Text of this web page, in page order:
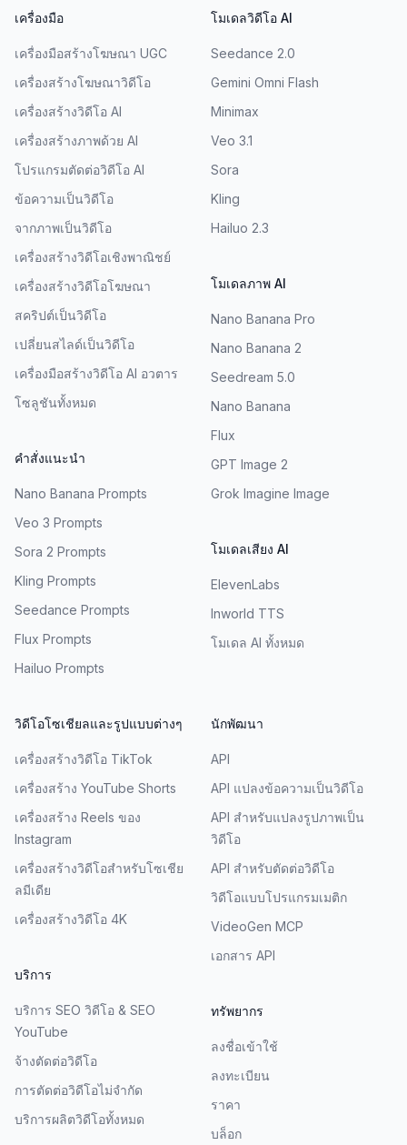
เครื่องมือ
เครื่องมือสร้างโฆษณา UGC
เครื่องสร้างโฆษณาวิดีโอ
เครื่องสร้างวิดีโอ AI
เครื่องสร้างภาพด้วย AI
โปรแกรมตัดต่อวิดีโอ AI
ข้อความเป็นวิดีโอ
จากภาพเป็นวิดีโอ
เครื่องสร้างวิดีโอเชิงพาณิชย์
เครื่องสร้างวิดีโอโฆษณา
สคริปต์เป็นวิดีโอ
เปลี่ยนสไลด์เป็นวิดีโอ
เครื่องมือสร้างวิดีโอ AI อวตาร
โซลูชันทั้งหมด
คำสั่งแนะนำ
Nano Banana Prompts
Veo 3 Prompts
Sora 2 Prompts
Kling Prompts
Seedance Prompts
Flux Prompts
Hailuo Prompts
โมเดลวิดีโอ AI
Seedance 2.0
Gemini Omni Flash
Minimax
Veo 3.1
Sora
Kling
Hailuo 2.3
โมเดลภาพ AI
Nano Banana Pro
Nano Banana 2
Seedream 5.0
Nano Banana
Flux
GPT Image 2
Grok Imagine Image
โมเดลเสียง AI
ElevenLabs
Inworld TTS
โมเดล AI ทั้งหมด
วิดีโอโซเชียลและรูปแบบต่างๆ
เครื่องสร้างวิดีโอ TikTok
เครื่องสร้าง YouTube Shorts
เครื่องสร้าง Reels ของ
Instagram
เครื่องสร้างวิดีโอสำหรับโซเชีย
ลมีเดีย
เครื่องสร้างวิดีโอ 4K
บริการ
บริการ SEO วิดีโอ & SEO
YouTube
จ้างตัดต่อวิดีโอ
การตัดต่อวิดีโอไม่จำกัด
บริการผลิตวิดีโอทั้งหมด
นักพัฒนา
API
API แปลงข้อความเป็นวิดีโอ
API สำหรับแปลงรูปภาพเป็น
วิดีโอ
API สำหรับตัดต่อวิดีโอ
วิดีโอแบบโปรแกรมเมติก
VideoGen MCP
เอกสาร API
ทรัพยากร
ลงชื่อเข้าใช้
ลงทะเบียน
ราคา
บล็อก